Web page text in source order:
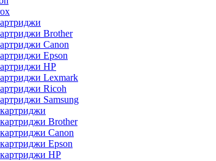
Brother
Canon
Epson
HP
Lexmark
Ricoh
Samsung
Brother
Canon
Epson
HP